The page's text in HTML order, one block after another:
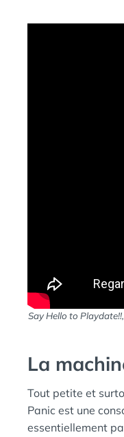
Say Hello to Playdate!!
La
Tout petite et
Panic est une
essentiellement